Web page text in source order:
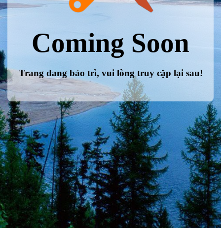
Coming Soon
Trang đang bảo trì, vui lòng truy cập lại sau!